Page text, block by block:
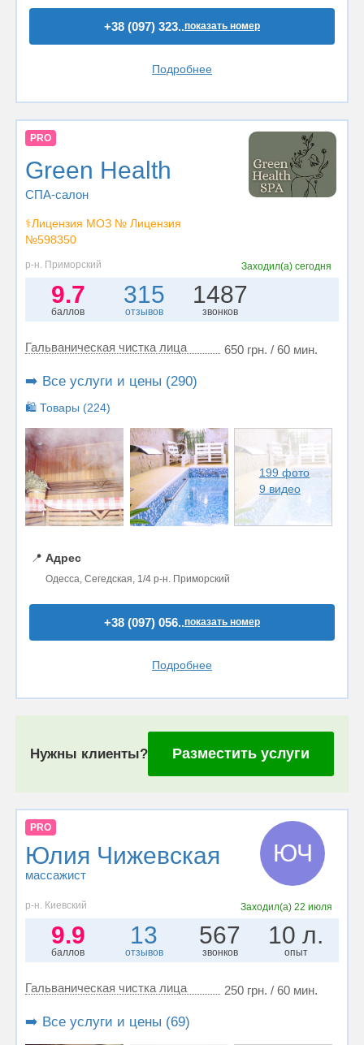
+38 (097) 323..показать номер
Подробнее
PRO
Green Health
СПА-салон
⚕️Лицензия МОЗ № Лицензия
№598350
р-н. Приморский Заходил(а)сегодня
9.7
баллов
315
отзывов
1487
звонков
Гальваническая чистка лица 650 грн. / 60 мин.
➡️ Все услуги и цены (290)
🛍️ Товары (224)
199 фото
9 видео
📍 Адрес
Одесса, Сегедская, 1/4 р-н. Приморский
+38 (097) 056..показать номер
Подробнее
Нужны клиенты? Разместить услуги
PRO
Юлия Чижевская
массажист
ЮЧ
р-н. Киевский Заходил(а)22 июля
9.9
баллов
13
отзывов
567
звонков
10 л.
опыт
Гальваническая чистка лица 250 грн. / 60 мин.
➡️ Все услуги и цены (69)